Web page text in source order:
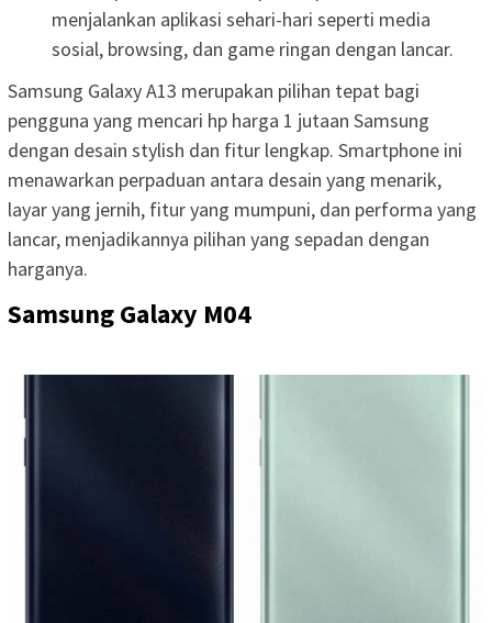
menjalankan aplikasi sehari-hari seperti media
sosial, browsing, dan game ringan dengan lancar.
Samsung Galaxy A13 merupakan pilihan tepat bagi
pengguna yang mencari hp harga 1 jutaan Samsung
dengan desain stylish dan fitur lengkap. Smartphone ini
menawarkan perpaduan antara desain yang menarik,
layar yang jernih, fitur yang mumpuni, dan performa yang
lancar, menjadikannya pilihan yang sepadan dengan
harganya.
Samsung Galaxy M04